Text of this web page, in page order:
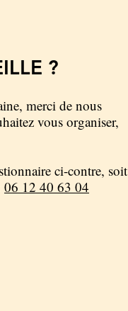
?
merci de nous
vous organiser,
ci-contre, soit
06 12 40 63 04